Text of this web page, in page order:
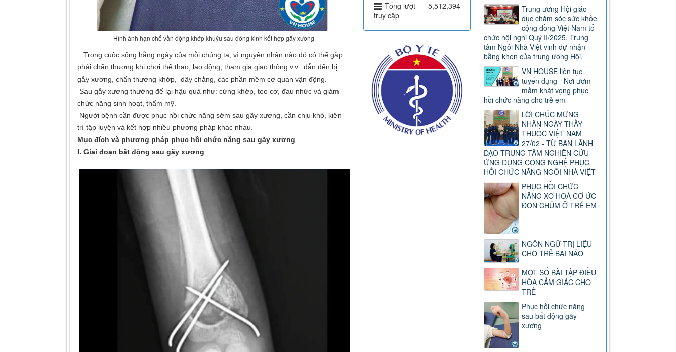
Hình ảnh hạn chế vần động khớp khuỷu sau đóng kinh kết hợp gãy xương
Trong cuộc sống hằng ngày của mỗi chúng ta, vì nguyên nhân nào đó có thể gặp
phải chấn thương khi chơi thể thao, lao động, tham gia giao thông.v.v...dẫn đến bị
gẫy xương, chấn thương khớp, dây chằng, các phần mềm cơ quan vận động.
Sau gẫy xương thường để lại hậu quả như: cứng khớp, teo cơ, đau nhức và giảm
chức năng sinh hoạt, thẩm mỹ.
Người bệnh cần được phục hồi chức năng sớm sau gãy xương, cần chịu khó, kiên
trì tập luyện và kết hợp nhiều phương pháp khác nhau.
Mục đích và phương pháp phục hồi chức năng sau gãy xương
I. Giai đoạn bất động sau gãy xương
Trung ương Hội giáo
dục chăm sóc sức khỏe
cộng đồng Việt Nam tổ
chức hội nghị Quý II/2025. Trung
tâm Ngôi Nhà Việt vinh dự nhận
bằng khen của trung ương Hội.
VN HOUSE liên tục
tuyển dụng - Nơi ươm
mầm khát vọng phục
hồi chức năng cho trẻ em
LỜI CHÚC MỪNG
NHÂN NGÀY THẦY
THUỐC VIỆT NAM
27/02 - TỪ BAN LÃNH
ĐẠO TRUNG TÂM NGHIÊN CỨU
ỨNG DỤNG CÔNG NGHỆ PHỤC
HỒI CHỨC NĂNG NGÔI NHÀ VIỆT
PHỤC HỒI CHỨC
NĂNG XƠ HOÁ CƠ ỨC
ĐÒN CHŨM Ở TRẺ EM
NGÔN NGỮ TRỊ LIỆU
CHO TRẺ BẠI NÃO
MỘT SỐ BÀI TẬP ĐIỀU
HÒA CẢM GIÁC CHO
TRẺ
Phục hồi chức năng
sau bất động gãy
xương
Tổng lượt
truy cập
5,512,394